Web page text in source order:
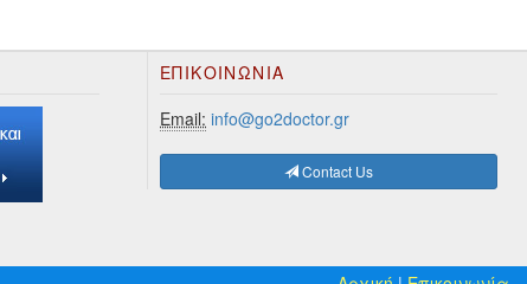
ΕΠΙΚΟΙΝΩΝΊΑ
Email: info@go2doctor.gr
Contact Us